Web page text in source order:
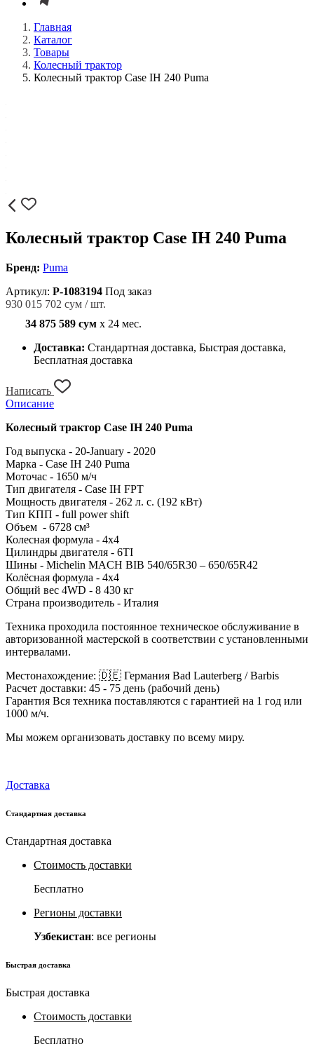
Главная
Каталог
Товары
Колесный трактор
Колесный трактор Case IH 240 Puma
Колесный трактор Case IH 240 Puma
Бренд: Puma
Артикул: P-1083194 Под заказ
930 015 702 сум / шт.
34 875 589 сум x 24 мес.
Доставка: Стандартная доставка, Быстрая доставка,
Бесплатная доставка
Написать
Описание
Колесный трактор Case IH 240 Puma
Год выпуска - 20-January - 2020
Марка - Case IH 240 Puma
Моточас - 1650 м/ч
Тип двигателя - Case IH FPT
Мощность двигателя - 262 л. с. (192 кВт)
Тип КПП - full power shift
Объем - 6728 см³
Колесная формула - 4x4
Цилиндры двигателя - 6TI
Шины - Michelin MACH BIB 540/65R30 – 650/65R42
Колёсная формула - 4х4
Общий вес 4WD - 8 430 кг
Страна производитель - Италия
Техника проходила постоянное техническое обслуживание в
авторизованной мастерской в ​​соответствии с установленными
интервалами.
Местонахождение: 🇩🇪 Германия Bad Lauterberg / Barbis
Расчет доставки: 45 - 75 день (рабочий день)
Гарантия Вся техника поставляются с гарантией на 1 год или
1000 м/ч.
Мы можем организовать доставку по всему миру.
Доставка
Стандартная доставка
Стандартная доставка
Стоимость доставки
Бесплатно
Регионы доставки
Узбекистан: все регионы
Быстрая доставка
Быстрая доставка
Стоимость доставки
Бесплатно